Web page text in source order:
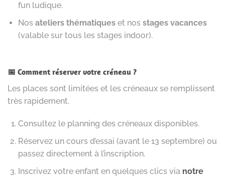
fun ludique.
Nos ateliers thématiqueset nos stages vacances
(valable sur tous les stages indoor).
📅 Comment réserver votre créneau ?
Les places sont limitées et les créneaux se remplissent
très rapidement.
Consultez le planning des créneaux disponibles.
Réservez un cours d’essai (avant le 13 septembre) ou
passez directement à l’inscription.
Inscrivez votre enfant en quelques clics via notre